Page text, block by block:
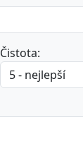
Čistota: